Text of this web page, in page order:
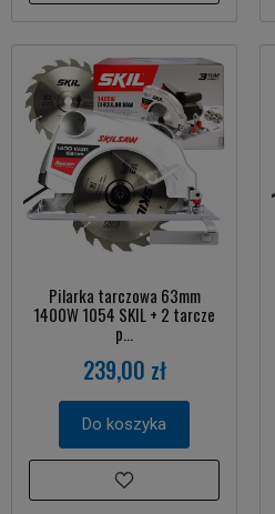
Pilarka tarczowa 63mm
1400W 1054 SKIL + 2 tarcze
p...
239,00 zł
Do koszyka